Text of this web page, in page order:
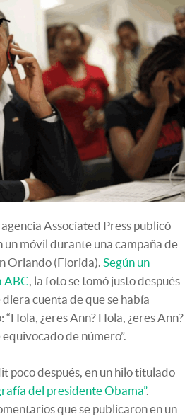
Associated Press publicó
un móvil durante una campaña de
Orlando (Florida). Según un
ABC , la foto se tomó justo después
cuenta de que se había
¿eres Ann? Hola, ¿eres Ann?
de número”.
poco después, en un hilo titulado
del presidente Obama”.
que se publicaron en un